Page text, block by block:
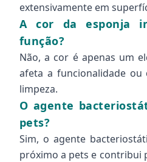
extensivamente em
A cor da esponja
função?
Não, a cor é apenas um
afeta a funcionalidade ou
limpeza.
O agente
pets?
Sim, o agente
próximo a pets e contribui